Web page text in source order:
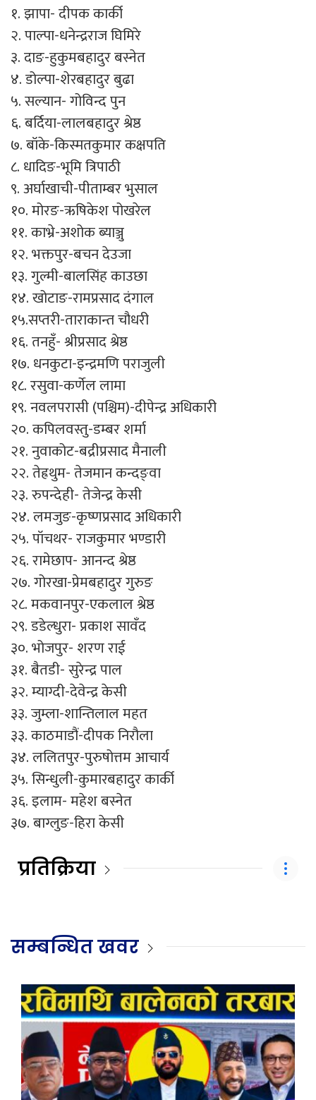
१. झापा- दीपक कार्की
२. पाल्पा-धनेन्द्रराज घिमिरे
३. दाङ-हुकुमबहादुर बस्नेत
४. डोल्पा-शेरबहादुर बुढा
५. सल्यान- गोविन्द पुन
६. बर्दिया-लालबहादुर श्रेष्ठ
७. बॉके-किस्मतकुमार कक्षपति
८. धादिङ-भूमि त्रिपाठी
९. अर्घाखाची-पीताम्बर भुसाल
१०. मोरङ-ऋषिकेश पोखरेल
११. काभ्रे-अशोक ब्याञ्जु
१२. भक्तपुर-बचन देउजा
१३. गुल्मी-बालसिंह काउछा
१४. खोटाङ-रामप्रसाद दंगाल
१५.सप्तरी-ताराकान्त चौधरी
१६. तनहुँ- श्रीप्रसाद श्रेष्ठ
१७. धनकुटा-इन्द्रमणि पराजुली
१८. रसुवा-कर्णेल लामा
१९. नवलपरासी (पश्चिम)-दीपेन्द्र अधिकारी
२०. कपिलवस्तु-डम्बर शर्मा
२१. नुवाकोट-बद्रीप्रसाद मैनाली
२२. तेह्रथुम- तेजमान कन्दङ्वा
२३. रुपन्देही- तेजेन्द्र केसी
२४. लमजुङ-कृष्णप्रसाद अधिकारी
२५. पॉचथर- राजकुमार भण्डारी
२६. रामेछाप- आनन्द श्रेष्ठ
२७. गोरखा-प्रेमबहादुर गुरुङ
२८. मकवानपुर-एकलाल श्रेष्ठ
२९. डडेल्धुरा- प्रकाश सावँद
३०. भोजपुर- शरण राई
३१. बैतडी- सुरेन्द्र पाल
३२. म्याग्दी-देवेन्द्र केसी
३३. जुम्ला-शान्तिलाल महत
३३. काठमाडौं-दीपक निरौला
३४. ललितपुर-पुरुषोत्तम आचार्य
३५. सिन्धुली-कुमारबहादुर कार्की
३६. इलाम- महेश बस्नेत
३७. बाग्लुङ-हिरा केसी
प्रतिक्रिया
सम्बन्धित खवर